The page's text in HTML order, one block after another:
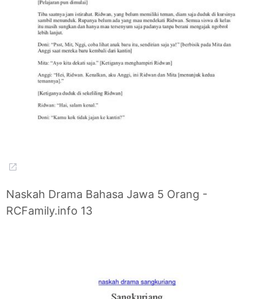
Naskah Drama Bahasa Jawa 5 Orang -
RCFamily.info 13